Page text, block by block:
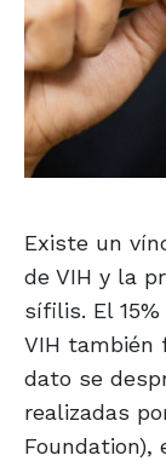
Existe un
de VIH y la
sífilis. El
VIH también
dato se
realizadas
Foundation),